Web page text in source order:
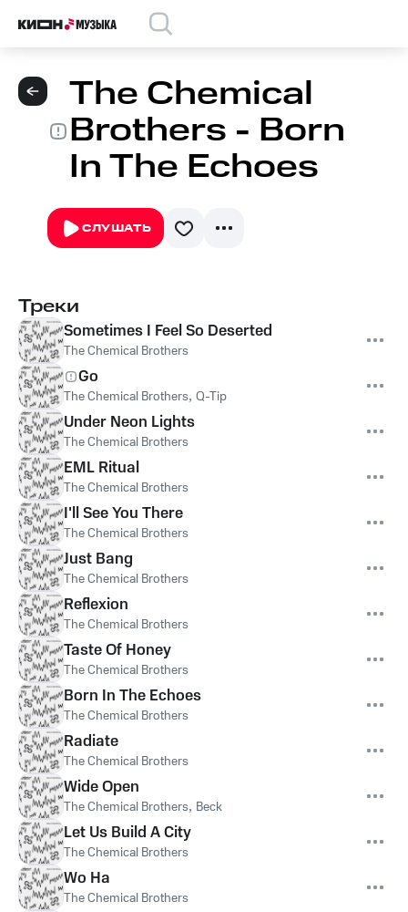
The Chemical
Brothers - Born
In The Echoes
СЛУШАТЬ
Треки
Sometimes I Feel So Deserted
The Chemical Brothers
Go
The Chemical Brothers, Q-Tip
Under Neon Lights
The Chemical Brothers
EML Ritual
The Chemical Brothers
I'll See You There
The Chemical Brothers
Just Bang
The Chemical Brothers
Reflexion
The Chemical Brothers
Taste Of Honey
The Chemical Brothers
Born In The Echoes
The Chemical Brothers
Radiate
The Chemical Brothers
Wide Open
The Chemical Brothers, Beck
Let Us Build A City
The Chemical Brothers
Wo Ha
The Chemical Brothers